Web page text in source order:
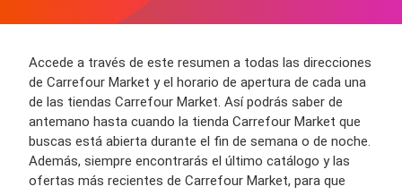
Accede a través de este resumen a todas las direcciones
de Carrefour Market y el horario de apertura de cada una
de las tiendas Carrefour Market. Así podrás saber de
antemano hasta cuando la tienda Carrefour Market que
buscas está abierta durante el fin de semana o de noche.
Además, siempre encontrarás el último catálogo y las
ofertas más recientes de Carrefour Market, para que